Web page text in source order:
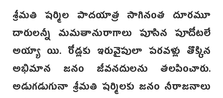
శ్రీమతి షర్మిల పాదయాత్ర సాగినంత దూరమూ
దారులన్నీ మమతానురాగాలు పూసిన పూదోటలే
అయ్యా యి. రోడ్లకు ఇరువైపులా పరవళ్లు తొక్కిన
అభిమాన జనం జీవనదులను తలపించారు.
అడుగడుగునా శ్రీమతి షర్మిలకు జనం నీరాజనాలు